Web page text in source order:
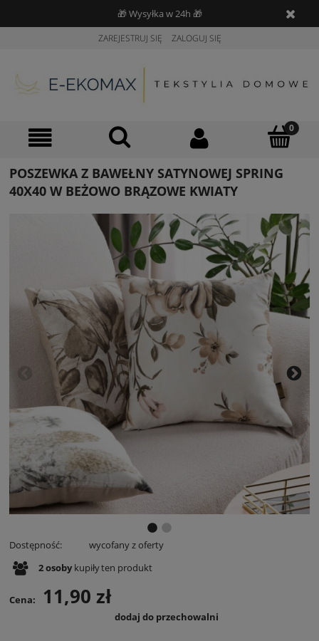
🎁 Wysyłka w 24h 🎁
ZAREJESTRUJ SIĘ ZALOGUJ SIĘ
POSZEWKA Z BAWEŁNY SATYNOWEJ SPRING
40X40 W BEŻOWO BRĄZOWE KWIATY
Dostępność:
wycofany z oferty
2osoby kupiłyten produkt
Cena: 11,90 zł
dodaj do przechowalni